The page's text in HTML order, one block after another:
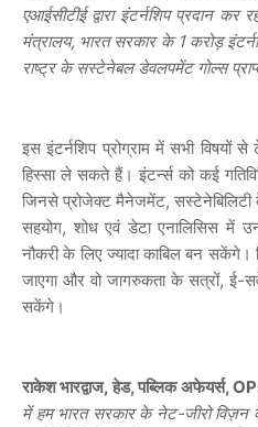
एआईसीटीई द्वारा इंटर्नशिप प्रदान कर
मंत्रालय, भारत सरकार के 1 करोड़
राष्ट्र के सस्टेनेबल डेवलपमेंट गोल्स
इस इंटर्नशिप प्रोग्राम में सभी विषयों
हिस्सा ले सकते हैं। इंटर्न्स को कई
जिनसे प्रोजेक्ट मैनेजमेंट, सस्टेनेबिलिटी
सहयोग, शोध एवं डेटा एनालिसिस में
नौकरी के लिए ज्यादा काबिल बन सकेंगे।
जाएगा और वो जागरुकता के सत्रों, ई-
सकेंगे।
राकेश भारद्वाज, हेड, पब्लिक अफेयर्स,
में हम भारत सरकार के नेट-जीरो विज़न